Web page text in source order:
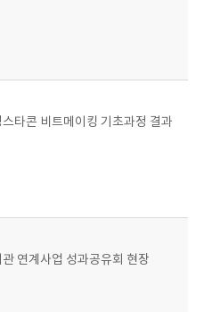
타콘 비트메이킹 기초과정 결과
연계사업 성과공유회 현장